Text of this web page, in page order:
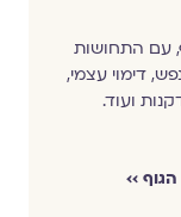
עם התחושות
דימוי עצמי,
ועוד.
››